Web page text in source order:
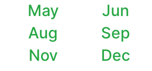
May
Jun
Aug
Sep
Nov Dec